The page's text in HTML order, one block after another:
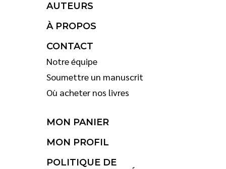
AUTEURS
À PROPOS
CONTACT
Notre équipe
Soumettre un manuscrit
Où acheter nos livres
MON PANIER
MON PROFIL
POLITIQUE DE